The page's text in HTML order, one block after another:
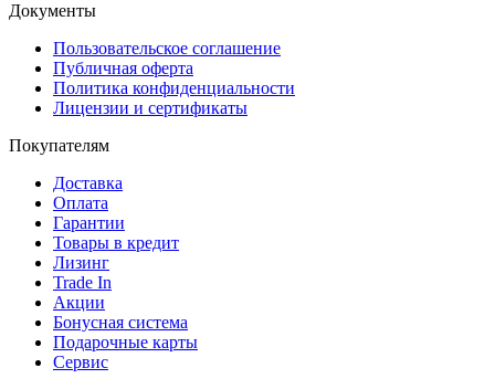
Документы
Пользовательское соглашение
Публичная оферта
Политика конфиденциальности
Лицензии и сертификаты
Покупателям
Доставка
Оплата
Гарантии
Товары в кредит
Лизинг
Trade In
Акции
Бонусная система
Подарочные карты
Сервис